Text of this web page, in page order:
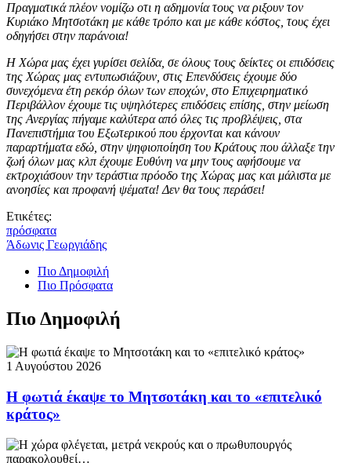
Πραγματικά πλέον νομίζω οτι η αδημονία τους να ριξουν τον
Κυριάκο Μητσοτάκη με κάθε τρόπο και με κάθε κόστος, τους έχει
οδηγήσει στην παράνοια!
Η Χώρα μας έχει γυρίσει σελίδα, σε όλους τους δείκτες οι επιδόσεις
της Χώρας μας εντυπωσιάζουν, στις Επενδύσεις έχουμε δύο
συνεχόμενα έτη ρεκόρ όλων των εποχών, στο Επιχειρηματικό
Περιβάλλον έχουμε τις υψηλότερες επιδόσεις επίσης, στην μείωση
της Ανεργίας πήγαμε καλύτερα από όλες τις προβλέψεις, στα
Πανεπιστήμια του Εξωτερικού που έρχονται και κάνουν
παραρτήματα εδώ, στην ψηφιοποίηση του Κράτους που άλλαξε την
ζωή όλων μας κλπ έχουμε Ευθύνη να μην τους αφήσουμε να
εκτροχιάσουν την τεράστια πρόοδο της Χώρας μας και μάλιστα με
ανοησίες και προφανή ψέματα! Δεν θα τους περάσει!
Ετικέτες:
πρόσφατα
Άδωνις Γεωργιάδης
Πιο Δημοφιλή
Πιο Πρόσφατα
Πιο Δημοφιλή
1 Αυγούστου 2026
Η φωτιά έκαψε το Μητσοτάκη και το «επιτελικό
κράτος»